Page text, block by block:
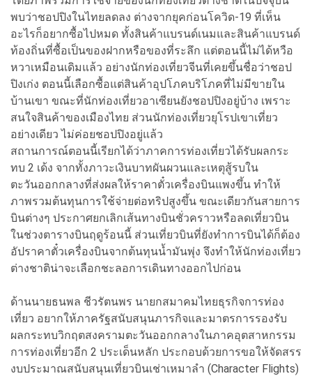
พบว่าชอปปิงในไทยลดลง ต่างจากยุคก่อนโควิด-19 ที่เห็น
อะไรก็อยากซื้อไปหมด ทั้งสินค้าแบรนด์เนมและสินค้าแบรนด์
ท้องถิ่นที่ซื้อเป็นของฝากหรือของที่ระลึก แต่ตอนนี้ไม่ได้หวือ
หวาเหมือนเดิมแล้ว อย่างนักท่องเที่ยวจีนที่เคยขึ้นชื่อว่าชอป
ปิงเก่ง ตอนนี้เลือกซื้อแต่สินค้าอุปโภคบริโภคที่ไม่มีขายใน
บ้านเขา ขณะที่นักท่องเที่ยวอาเซียนยังชอปปิงอยู่บ้าง เพราะ
สนใจสินค้าของเมืองไทย ส่วนนักท่องเที่ยวยุโรปเขาเที่ยว
อย่างเดียว ไม่ค่อยชอปปิงอยู่แล้ว
สถานการณ์ตอนนี้เรียกได้ว่าภาคการท่องเที่ยวได้รับผลกระ
ทบ 2 เด้ง จากทั้งภาวะเงินบาทผันผวนและเหตุสู้รบใน
ตะวันออกกลางที่ส่งผลให้ราคาตั๋วเครื่องบินแพงขึ้น ทำให้
ภาพรวมต้นทุนการใช้จ่ายต่อทริปสูงขึ้น ขณะเดียวกันสายการ
บินต่างๆ ประกาศยกเลิกเส้นทางบินชั่วคราวหรือลดเที่ยวบิน
ในช่วงตารางบินฤดูร้อนนี้ ส่วนเที่ยวบินที่ยังทำการบินได้ก็ต้อง
อัปราคาตั๋วเครื่องบินจากต้นทุนน้ำมันพุ่ง จึงทำให้นักท่องเที่ยว
ต่างชาติน่าจะเลือกชะลอการเดินทางออกไปก่อน
ด้านนายธนพล ชีวรัตนพร นายกสมาคมไทยธุรกิจการท่อง
เที่ยว อยากให้ภาครัฐสนับสนุนภารกิจและมาตรการรองรับ
ผลกระทบวิกฤตสงครามตะวันออกกลางในภาคอุตสาหกรรม
การท่องเที่ยวอีก 2 ประเด็นหลัก ประกอบด้วยการขอให้จัดสรร
งบประมาณสนับสนุนเที่ยวบินเช่าเหมาลำ (Character Flights)